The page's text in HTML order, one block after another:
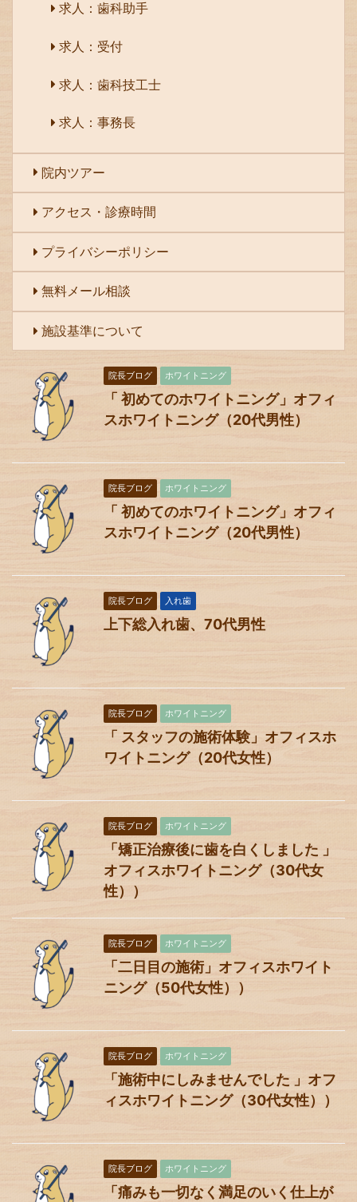
求人：歯科助手
求人：受付
求人：歯科技工士
求人：事務長
院内ツアー
アクセス・診療時間
プライバシーポリシー
無料メール相談
施設基準について
院長ブログ ホワイトニング
「 初めてのホワイトニング」オフィ
スホワイトニング（20代男性）
院長ブログ ホワイトニング
「 初めてのホワイトニング」オフィ
スホワイトニング（20代男性）
院長ブログ 入れ歯
上下総入れ歯、70代男性
院長ブログ ホワイトニング
「 スタッフの施術体験」オフィスホ
ワイトニング（20代女性）
院長ブログ ホワイトニング
「矯正治療後に歯を白くしました 」
オフィスホワイトニング（30代女
性））
院長ブログ ホワイトニング
「二日目の施術」オフィスホワイト
ニング（50代女性））
院長ブログ ホワイトニング
「施術中にしみませんでした 」オフ
ィスホワイトニング（30代女性））
院長ブログ ホワイトニング
「痛みも一切なく満足のいく仕上が